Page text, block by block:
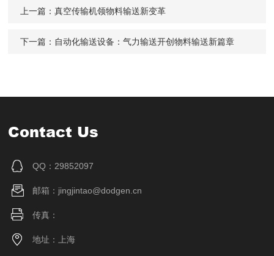
上一篇：真空传输机领物料输送新变革
下一篇： 自动化输送设备：气力输送开创物料输送新篇章
Contact Us
QQ：29852097
邮箱：jingjintao@dodgen.cn
传真：
地址：上海